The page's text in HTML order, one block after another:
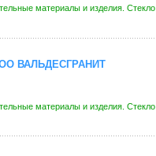
материалы и изделия. Стекло
ВАЛЬДЕСГРАНИТ
материалы и изделия. Стекло